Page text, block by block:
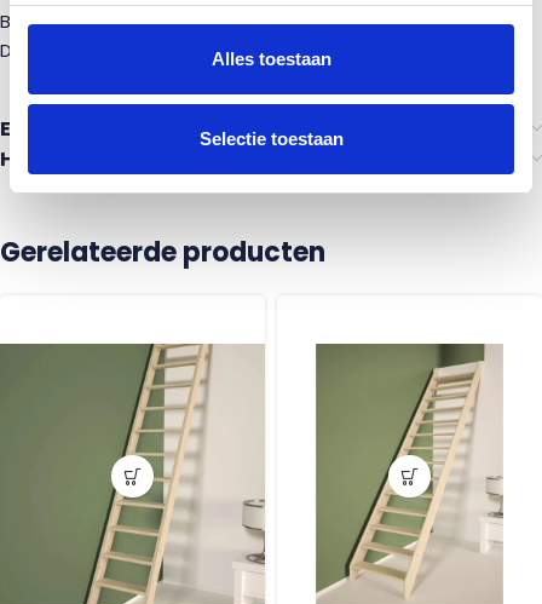
Alles toestaan
Selectie toestaan
Breedte van de trap: 80 cm
Dikte van het hout: 30 mm
Ervaringen van anderen
Heb je advies nodig?
Gerelateerde producten